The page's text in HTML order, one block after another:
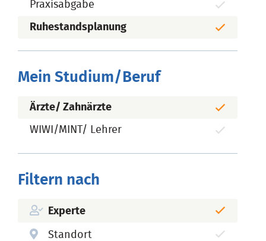
Praxisabgabe
Ruhestandsplanung
Mein Studium/Beruf
Ärzte/ Zahnärzte
WIWI/MINT/ Lehrer
Filtern nach
Experte
Standort